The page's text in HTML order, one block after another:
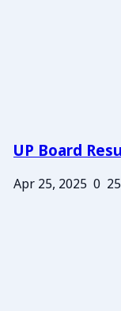
UP Board
Apr 25, 2025 0